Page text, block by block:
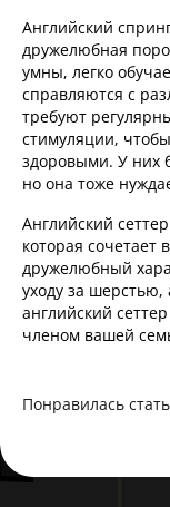
Английский
дружелюбная
умны, легко
справляются с
требуют
стимуляции,
здоровыми. У них
но она тоже
Английский
которая сочетает
дружелюбный
уходу за
английский
членом вашей
Понравилась